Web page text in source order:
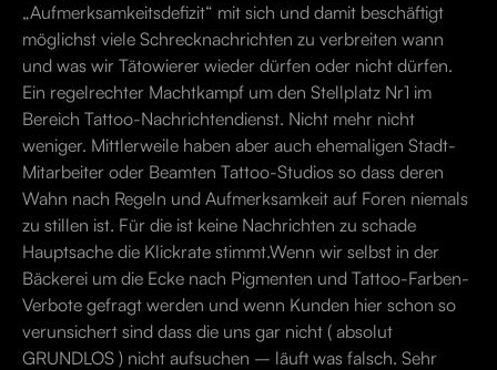
„Aufmerksamkeitsdefizit“ mit sich und damit beschäftigt
möglichst viele Schrecknachrichten zu verbreiten wann
und was wir Tätowierer wieder dürfen oder nicht dürfen.
Ein regelrechter Machtkampf um den Stellplatz Nr1 im
Bereich Tattoo-Nachrichtendienst. Nicht mehr nicht
weniger. Mittlerweile haben aber auch ehemaligen Stadt-
Mitarbeiter oder Beamten Tattoo-Studios so dass deren
Wahn nach Regeln und Aufmerksamkeit auf Foren niemals
zu stillen ist. Für die ist keine Nachrichten zu schade
Hauptsache die Klickrate stimmt.Wenn wir selbst in der
Bäckerei um die Ecke nach Pigmenten und Tattoo-Farben-
Verbote gefragt werden und wenn Kunden hier schon so
verunsichert sind dass die uns gar nicht ( absolut
GRUNDLOS ) nicht aufsuchen – läuft was falsch. Sehr